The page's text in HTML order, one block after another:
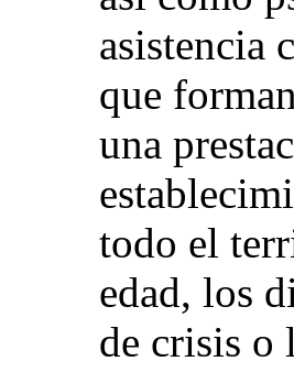
asistencia
que
una
todo el
edad, los
de crisis o